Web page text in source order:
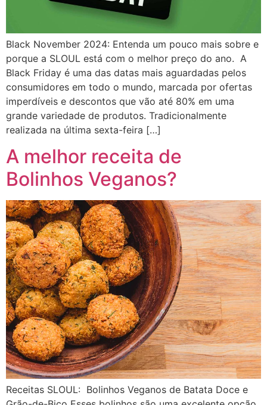
Black November 2024: Entenda um pouco mais sobre e
porque a SLOUL está com o melhor preço do ano. A
Black Friday é uma das datas mais aguardadas pelos
consumidores em todo o mundo, marcada por ofertas
imperdíveis e descontos que vão até 80% em uma
grande variedade de produtos. Tradicionalmente
realizada na última sexta-feira […]
A melhor receita de
Bolinhos Veganos?
Receitas SLOUL: Bolinhos Veganos de Batata Doce e